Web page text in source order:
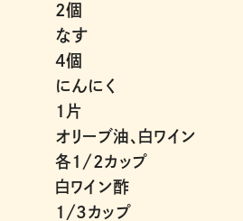
2個
なす
4個
にんにく
1片
オリーブ油、白ワイン
各1/2カップ
白ワイン酢
1/3カップ